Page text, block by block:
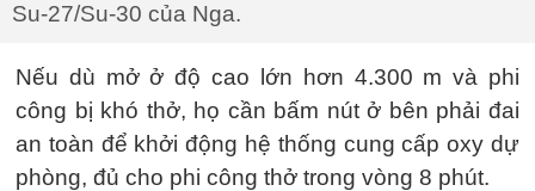
Su-27/Su-30 của Nga.
Nếu dù mở ở độ cao lớn hơn 4.300 m và phi
công bị khó thở, họ cần bấm nút ở bên phải đai
an toàn để khởi động hệ thống cung cấp oxy dự
phòng, đủ cho phi công thở trong vòng 8 phút.